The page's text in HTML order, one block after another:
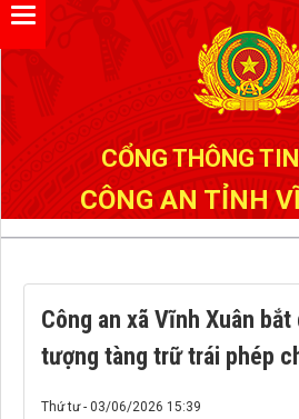
CỔNG THÔNG
CÔNG AN TỈNH
Công an xã Vĩnh Xuân
tượng tàng trữ trái phép
Thứ tư - 03/06/2026 15:39